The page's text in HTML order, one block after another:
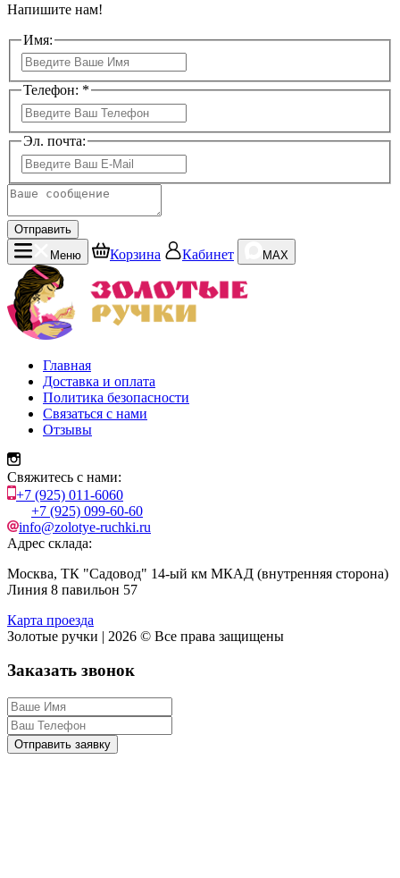
Напишите нам!
Имя:
Телефон: *
Эл. почта:
Отправить
Меню
Корзина Кабинет MAX
Главная
Доставка и оплата
Политика безопасности
Связаться с нами
Отзывы
Свяжитесь с нами:
+7 (925) 011-6060
+7 (925) 099-60-60
info@zolotye-ruchki.ru
Адрес склада:
Москва, ТК "Садовод" 14-ый км МКАД (внутренняя сторона)
Линия 8 павильон 57
Карта проезда
Золотые ручки | 2026 © Все права защищены
Заказать звонок
Отправить заявку